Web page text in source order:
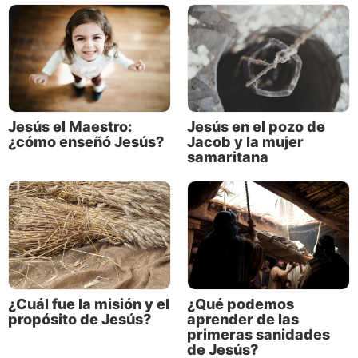
Así como Cristo se preocupó
profundamente y mostró compasión
por el hijo de la viuda y la hija de Jairo,
demostrará el mismo cuidado y la
misma misericordia por todo el mundo
Su gentileza fue una muestra maravillosa de su
perfecto equilibrio. Cuando era necesario, Jesús
podía actuar con laaudacia de un león. Pero en
otras ocasiones, podía ser suave como un cordero.
Hablando en arameo, la lengua materna de la niña,
Jesús en esencia le dijo:
Jesús el Maestro:
¿cómo enseñó Jesús?
Jesús en el pozo de
Jacob y la mujer
samaritana
¿Cuál fue la misión y el
propósito de Jesús?
¿Qué podemos
aprender de las
primeras sanidades
de Jesús?